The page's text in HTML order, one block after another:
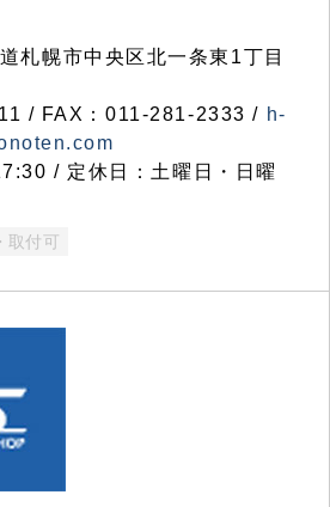
幌市中央区北一条東1丁目
/ FAX：011-281-2333 / h-
/ 定休日：土曜日・日曜
取付可